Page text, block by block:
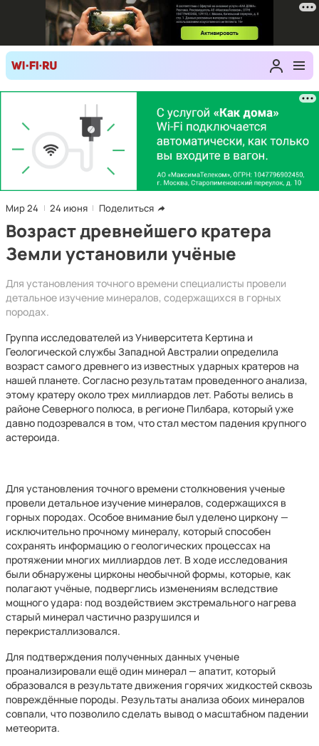
Мир 24 24 июня Поделиться
Возраст древнейшего кратера
Земли установили учёные
Для установления точного времени специалисты провели
детальное изучение минералов, содержащихся в горных
породах.
Группа исследователей из Университета Кертина и
Геологической службы Западной Австралии определила
возраст самого древнего из известных ударных кратеров на
нашей планете. Согласно результатам проведенного анализа,
этому кратеру около трех миллиардов лет. Работы велись в
районе Северного полюса, в регионе Пилбара, который уже
давно подозревался в том, что стал местом падения крупного
астероида.
Для установления точного времени столкновения ученые
провели детальное изучение минералов, содержащихся в
горных породах. Особое внимание был уделено циркону —
исключительно прочному минералу, который способен
сохранять информацию о геологических процессах на
протяжении многих миллиардов лет. В ходе исследования
были обнаружены цирконы необычной формы, которые, как
полагают учёные, подверглись изменениям вследствие
мощного удара: под воздействием экстремального нагрева
старый минерал частично разрушился и
перекристаллизовался.
Для подтверждения полученных данных ученые
проанализировали ещё один минерал — апатит, который
образовался в результате движения горячих жидкостей сквозь
повреждённые породы. Результаты анализа обоих минералов
совпали, что позволило сделать вывод о масштабном падении
метеорита.